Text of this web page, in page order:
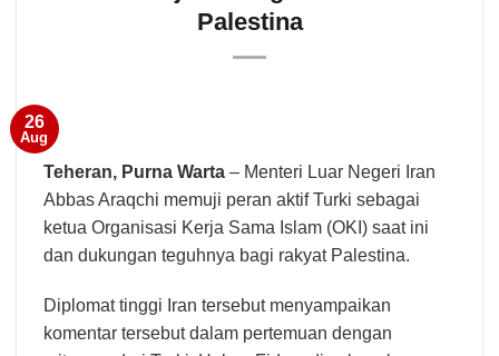
Palestina
26
Aug
Teheran, Purna Warta – Menteri Luar Negeri Iran
Abbas Araqchi memuji peran aktif Turki sebagai
ketua Organisasi Kerja Sama Islam (OKI) saat ini
dan dukungan teguhnya bagi rakyat Palestina.
Diplomat tinggi Iran tersebut menyampaikan
komentar tersebut dalam pertemuan dengan